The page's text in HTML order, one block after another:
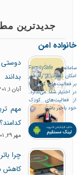
جدیدترین
دوستی
بدانند
آبان 1, 1401
مهم
کدامند؟
مهر 29, 1401
چرا
کاهش
خانواده امن
سامانه FamilySafe
امکان نظارت از راه دور
بر فعالیت‌های کودک را
در اختیار شما می‌گذارد.
از فعالیت‌های کودک
خود باخبر باشید